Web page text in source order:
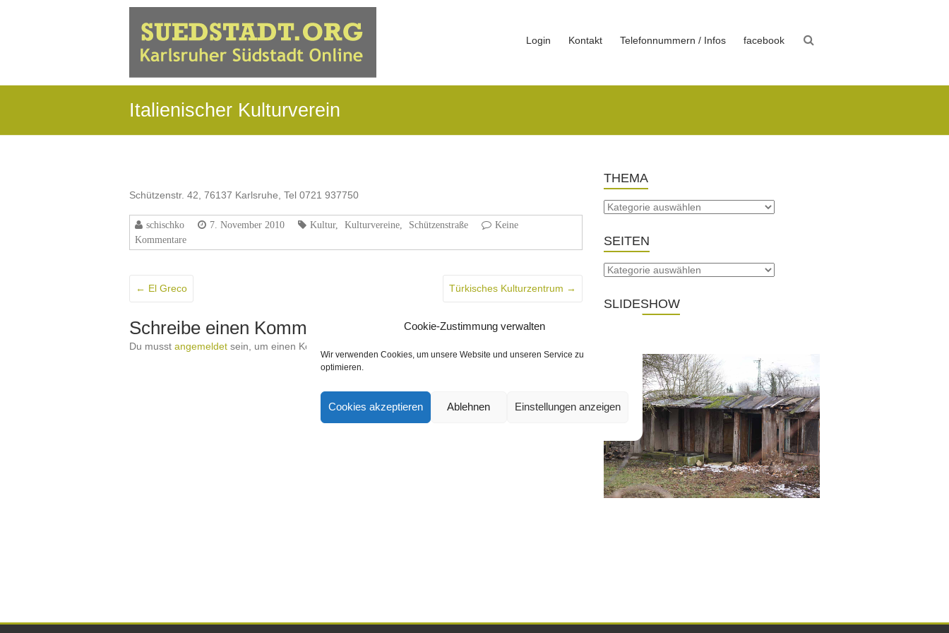
Cookie-Zustimmung verwalten
Wir verwenden Cookies, um unsere Website und unseren Service zu
optimieren.
Cookies akzeptieren Ablehnen Einstellungen anzeigen
Login Kontakt Telefonnummern / Infos facebook
Italienischer Kulturverein
Schützenstr. 42, 76137 Karlsruhe, Tel 0721 937750
schischko 7. November 2010 Kultur, Kulturvereine Schützenstraße
Keine
Kommentare
← El Greco Türkisches Kulturzentrum →
Schreibe einen Kommentar
Du musst angemeldet sein, um einen Kommentar abzugeben.
THEMA
SEITEN
SLIDESHOW